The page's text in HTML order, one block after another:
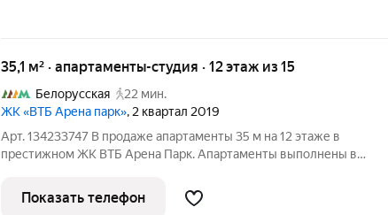
35,1 м² · апартаменты-студия · 12 этаж из 15
Белорусская
22 мин.
ЖК «ВТБ Арена парк», 2 квартал 2019
Арт. 134233747 В продаже апартаменты 35 м на 12 этаже в
престижном ЖК ВТБ Арена Парк. Апартаменты выполнены в
отдельная гардеробная, шумоизоляция всего помещения,
кондиционер, удобная
Показать телефон